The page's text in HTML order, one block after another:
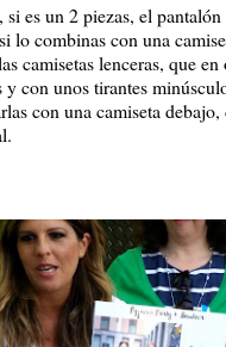
si es un 2 piezas, el pantalón
lo combinas con una
camisetas lenceras, que en
y con unos tirantes
con una camiseta debajo,